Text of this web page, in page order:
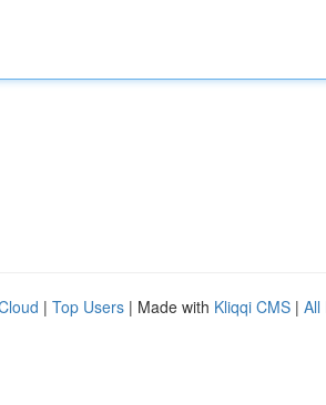
| Top Users | Made with Kliqqi CMS | All